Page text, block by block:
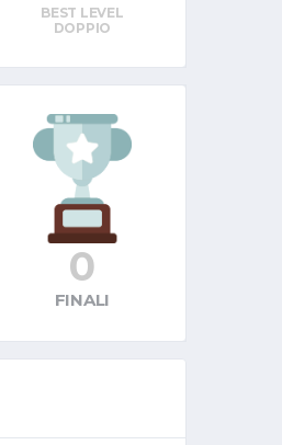
BEST LEVEL
DOPPIO
0
FINALI